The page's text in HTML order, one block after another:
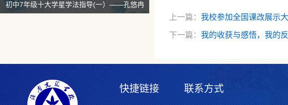
上一篇： 我校参加全国课改展示
下一篇： 我的收获与感悟，我的
初中7年级十大学星学法指导(一）——孔悠冉
快捷链接 联系方式